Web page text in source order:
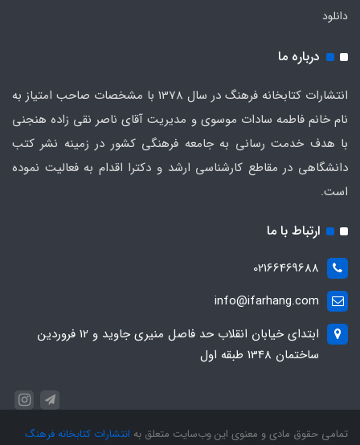
دانلود
درباره ما
انتشارات کتابخانه فرهنگ در سال 1378 با مشخصات صاحب امتیاز به
نام خانم فاطمه سادات موسوی و مدیریت آقای ناصر نقی زاده هنجنی
با هدف خدمت رسانی به جامعه فرهنگی کشور در زمینه نشر کتب
دانشگاهی در مقاطع کارشناسی ارشد و دکترا اقدام به فعالیت نموده
است.
ارتباط با ما
02166469688
info@ifarhang.com
ابتداي خيابان انقلاب حد فاصل منيري جاويد و 12 فروردين
ساختمان 1348 طبقه اول
تمامی حقوق مادی و معنوی این وب‌سایت متعلق به انتشارات کتابخانه فرهنگ